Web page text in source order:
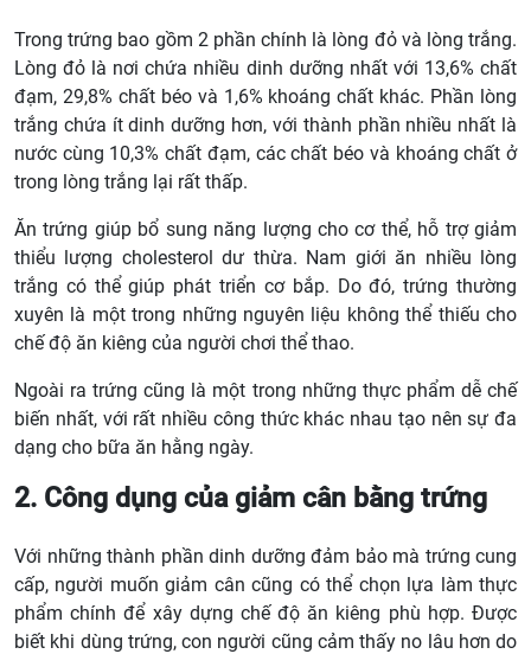
Trong trứng bao gồm 2 phần chính là lòng đỏ và lòng trắng.
Lòng đỏ là nơi chứa nhiều dinh dưỡng nhất với 13,6% chất
đạm, 29,8% chất béo và 1,6% khoáng chất khác. Phần lòng
trắng chứa ít dinh dưỡng hơn, với thành phần nhiều nhất là
nước cùng 10,3% chất đạm, các chất béo và khoáng chất ở
trong lòng trắng lại rất thấp.
Ăn trứng giúp bổ sung năng lượng cho cơ thể, hỗ trợ giảm
thiểu lượng cholesterol dư thừa. Nam giới ăn nhiều lòng
trắng có thể giúp phát triển cơ bắp. Do đó, trứng thường
xuyên là một trong những nguyên liệu không thể thiếu cho
chế độ ăn kiêng của người chơi thể thao.
Ngoài ra trứng cũng là một trong những thực phẩm dễ chế
biến nhất, với rất nhiều công thức khác nhau tạo nên sự đa
dạng cho bữa ăn hằng ngày.
2. Công dụng của giảm cân bằng trứng
Với những thành phần dinh dưỡng đảm bảo mà trứng cung
cấp, người muốn giảm cân cũng có thể chọn lựa làm thực
phẩm chính để xây dựng chế độ ăn kiêng phù hợp. Được
biết khi dùng trứng, con người cũng cảm thấy no lâu hơn do